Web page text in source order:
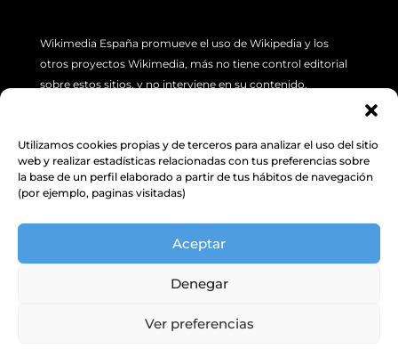
Utilizamos cookies propias y de terceros para analizar el uso del sitio
web y realizar estadísticas relacionadas con tus preferencias sobre
la base de un perfil elaborado a partir de tus hábitos de navegación
(por ejemplo, paginas visitadas)
Aceptar
Denegar
Ver preferencias
Wikimedia España promueve el uso de Wikipedia y los
otros proyectos Wikimedia, más no tiene control editorial
sobre estos sitios, y no interviene en su contenido.
favor utilice la pestaña de “Discusión”, ubicada en la parte
superior izquierda de cada artículo. Además, le sugerimos
revisar la siguienteINFORMACIÓN.
Política de Protección de datos y